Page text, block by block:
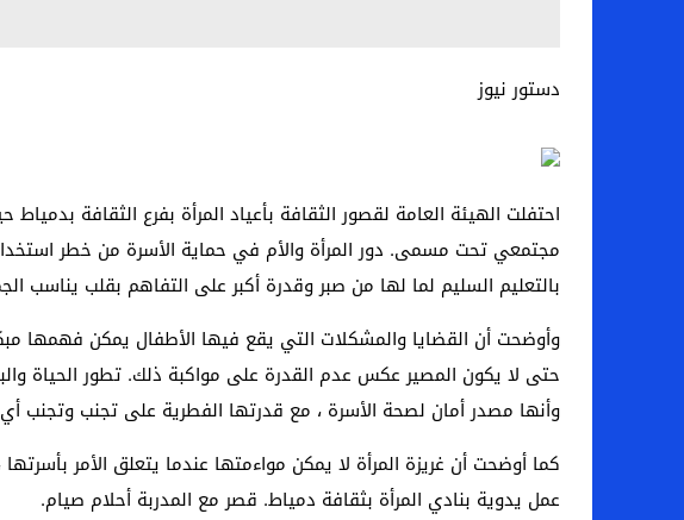
دستور نيوز
احتفلت الهيئة العامة لقصور الثقافة بأعياد المرأة بفرع الثقافة
مجتمعي تحت مسمى. دور المرأة والأم في حماية الأسرة من خطر
بالتعليم السليم لما لها من صبر وقدرة أكبر على التفاهم بقلب يناسب
وأوضحت أن القضايا والمشكلات التي يقع فيها الأطفال يمكن فهمها
حتى لا يكون المصير عكس عدم القدرة على مواكبة ذلك. تطور الحياة
وأنها مصدر أمان لصحة الأسرة ، مع قدرتها الفطرية على تجنب وتجنب
كما أوضحت أن غريزة المرأة لا يمكن مواءمتها عندما يتعلق الأمر
عمل يدوية بنادي المرأة بثقافة دمياط. قصر مع المدربة أحلام صيام.